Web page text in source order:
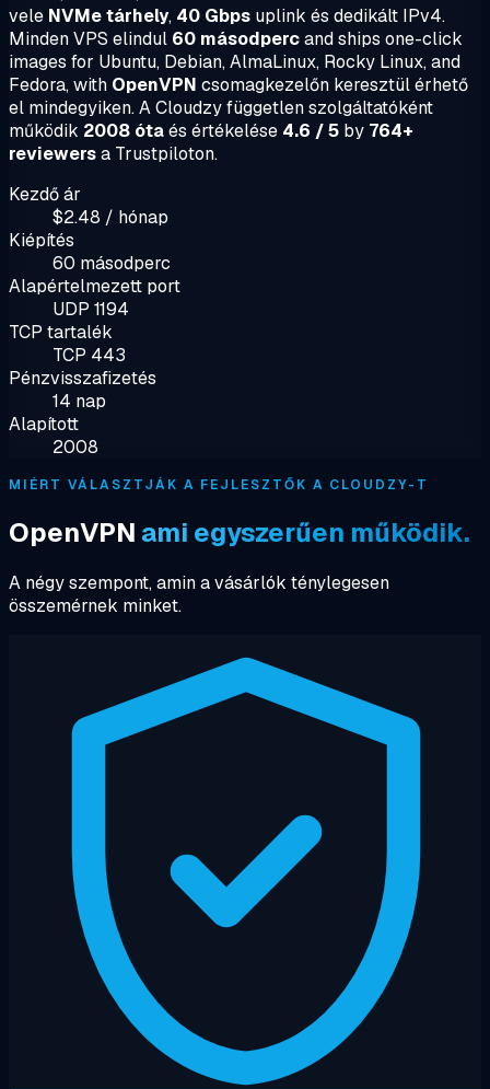
vele NVMe tárhely, 40 Gbps uplink és dedikált IPv4.
Minden VPS elindul 60 másodpercand ships one-click
images for Ubuntu, Debian, AlmaLinux, Rocky Linux, and
Fedora, with OpenVPN csomagkezelőn keresztül érhető
el mindegyiken. A Cloudzy független szolgáltatóként
működik 2008 ótaés értékelése 4.6 / 5 by 764+
reviewersa Trustpiloton.
Kezdő ár
$2.48 / hónap
Kiépítés
60 másodperc
Alapértelmezett port
UDP 1194
TCP tartalék
TCP 443
Pénzvisszafizetés
14 nap
Alapított
2008
MIÉRT VÁLASZTJÁK A FEJLESZTŐK A CLOUDZY-T
OpenVPN ami egyszerűen működik.
A négy szempont, amin a vásárlók ténylegesen
összemérnek minket.